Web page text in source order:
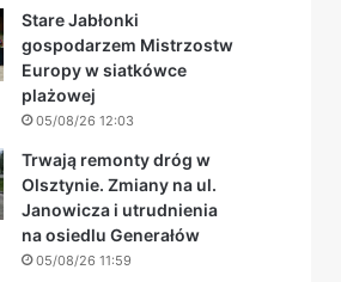
Stare Jabłonki
gospodarzem Mistrzostw
Europy w siatkówce
plażowej
05/08/26 12:03
Trwają remonty dróg w
Olsztynie. Zmiany na ul.
Janowicza i utrudnienia
na osiedlu Generałów
05/08/26 11:59